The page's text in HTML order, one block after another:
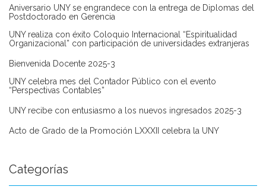
Aniversario UNY se engrandece con la entrega de Diplomas del
Postdoctorado en Gerencia
UNY realiza con éxito Coloquio Internacional “Espiritualidad
Organizacional” con participación de universidades extranjeras
Bienvenida Docente 2025-3
UNY celebra mes del Contador Público con el evento
“Perspectivas Contables”
UNY recibe con entusiasmo a los nuevos ingresados 2025-3
Acto de Grado de la Promoción LXXXII celebra la UNY
Categorías